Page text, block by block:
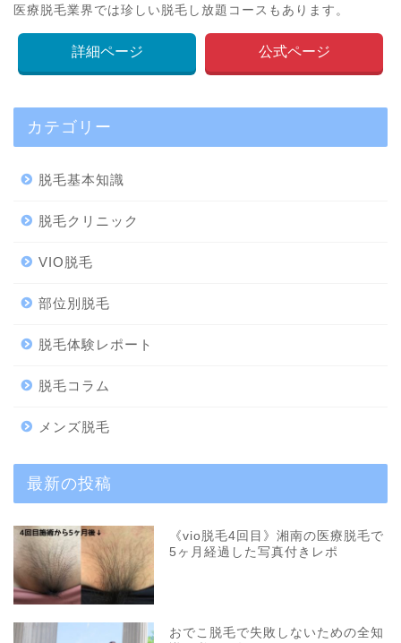
医療脱毛業界では珍しい脱毛し放題コースもあります。
詳細ページ 公式ページ
カテゴリー
脱毛基本知識
脱毛クリニック
VIO脱毛
部位別脱毛
脱毛体験レポート
脱毛コラム
メンズ脱毛
最新の投稿
《vio脱毛4回目》湘南の医療脱毛で
5ヶ月経過した写真付きレポ
おでこ脱毛で失敗しないための全知